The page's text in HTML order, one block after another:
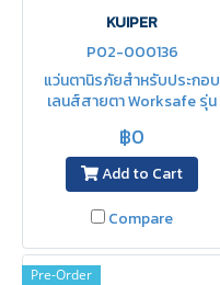
KUIPER
P02-000136
แว่นตานิรภัยสำหรับประกอบ
เลนส์สายตา Worksafe รุ่น
฿0
Add to Cart
Compare
Pre-Order